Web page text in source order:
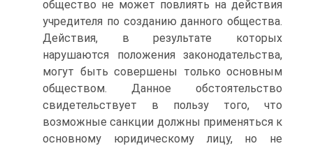
общество не может повлиять на действия
учредителя по созданию данного общества.
Действия, в результате которых
нарушаются положения законодательства,
могут быть совершены только основным
обществом. Данное обстоятельство
свидетельствует в пользу того, что
возможные санкции должны применяться к
основному юридическому лицу, но не